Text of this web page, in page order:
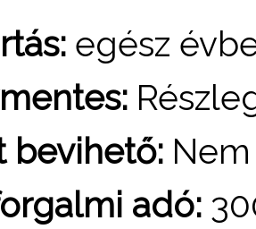
egész
bevihető: Nem
adó: